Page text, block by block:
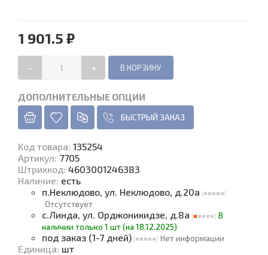
1 901.5 ₽
- +
ДОПОЛНИТЕЛЬНЫЕ ОПЦИИ
БЫСТРЫЙ ЗАКАЗ
Код товара: 135254
Артикул: 7705
Штрихкод: 4603001246383
Наличие: есть
п.Неклюдово, ул. Неклюдово, д.20а
Отсутствует
с.Линда, ул. Орджоникидзе, д.8а
В
наличии только 1 шт (на 18.12.2025)
под заказ (1-7 дней) Нет информации
Единица: шт